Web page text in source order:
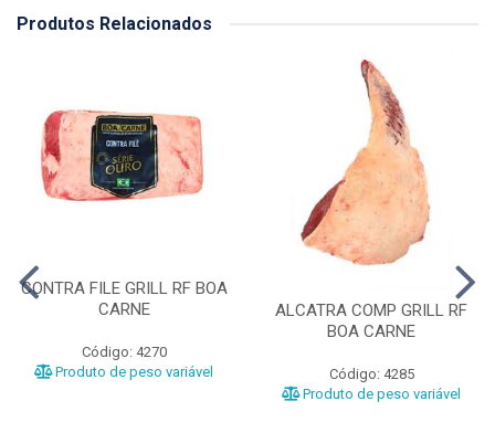
Produtos Relacionados
CONTRA FILE GRILL RF BOA
CARNE
Código: 4270
Produto de peso variável
ALCATRA COMP GRILL RF
BOA CARNE
Código: 4285
Produto de peso variável